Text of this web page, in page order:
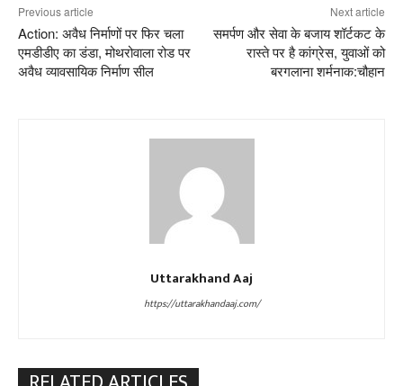
Previous article
Action: अवैध निर्माणों पर फिर चला
एमडीडीए का डंडा, मोथरोवाला रोड पर
अवैध व्यावसायिक निर्माण सील
Next article
समर्पण और सेवा के बजाय शॉर्टकट के
रास्ते पर है कांग्रेस, युवाओं को
बरगलाना शर्मनाक:चौहान
Uttarakhand Aaj
https://uttarakhandaaj.com/